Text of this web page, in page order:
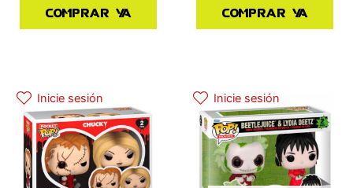
Comprar ya Comprar ya
Inicie sesión Inicie sesión